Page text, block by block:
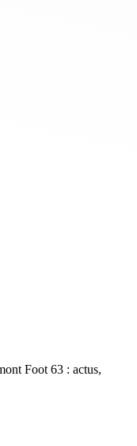
Foot 63 : actus,